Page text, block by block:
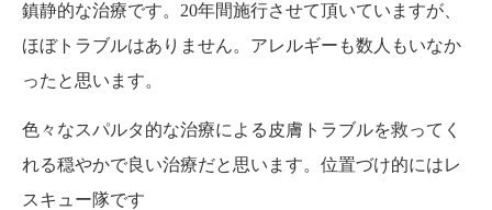
鎮静的な治療です。20年間施行させて頂いていますが、
ほぼトラブルはありません。アレルギーも数人もいなか
ったと思います。
色々なスパルタ的な治療による皮膚トラブルを救ってく
れる穏やかで良い治療だと思います。位置づけ的にはレ
スキュー隊です